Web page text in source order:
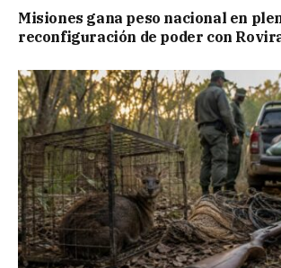
Misiones gana peso nacional en
reconfiguración de poder con